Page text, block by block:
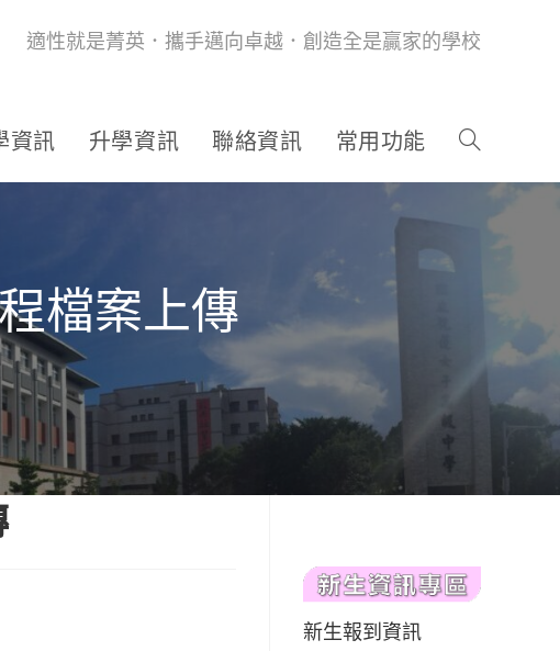
適性就是菁英．攜手邁向卓越．創造全是贏家的學校
資訊 升學資訊 聯絡資訊 常用功能
檔案上傳
新生報到資訊